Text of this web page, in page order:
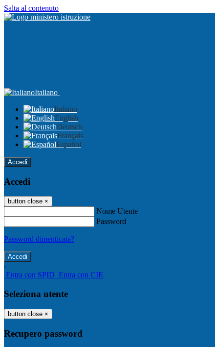
Salta al contenuto
Italiano
Italiano
English
Deutsch
Français
Español
Accedi
Accedi
button close ×
Nome Utente
Password
Password dimenticata?
-
Entra con SPID Entra con CIE
Seleziona utente
button close ×
Recupero password